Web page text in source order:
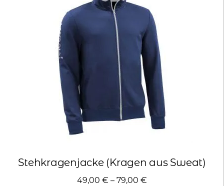
Optionen
können
auf
der
Produktseite
gewählt
werden
Stehkragenjacke (Kragen aus Sweat)
49,00 € – 79,00 €